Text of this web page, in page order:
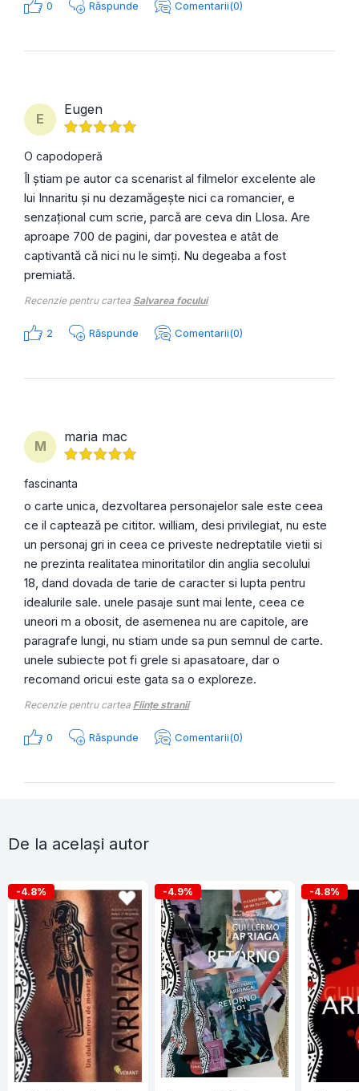
0 Răspunde Comentarii(0)
E
Eugen
O capodoperă
Îl știam pe autor ca scenarist al filmelor excelente ale
lui Innaritu și nu dezamăgește nici ca romancier, e
senzațional cum scrie, parcă are ceva din Llosa. Are
aproape 700 de pagini, dar povestea e atât de
captivantă că nici nu le simți. Nu degeaba a fost
premiată.
Recenzie pentru cartea Salvarea focului
2 Răspunde Comentarii(0)
M
maria mac
fascinanta
o carte unica, dezvoltarea personajelor sale este ceea
ce il captează pe cititor. william, desi privilegiat, nu este
un personaj gri in ceea ce priveste nedreptatile vietii si
ne prezinta realitatea minoritatilor din anglia secolului
18, dand dovada de tarie de caracter si lupta pentru
idealurile sale. unele pasaje sunt mai lente, ceea ce
uneori m a obosit, de asemenea nu are capitole, are
paragrafe lungi, nu stiam unde sa pun semnul de carte.
unele subiecte pot fi grele si apasatoare, dar o
recomand oricui este gata sa o exploreze.
Recenzie pentru cartea Ființe stranii
0 Răspunde Comentarii(0)
De la același autor
-4.8% -4.9% -4.8%